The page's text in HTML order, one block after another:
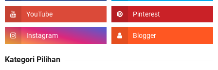
Kategori Pilihan